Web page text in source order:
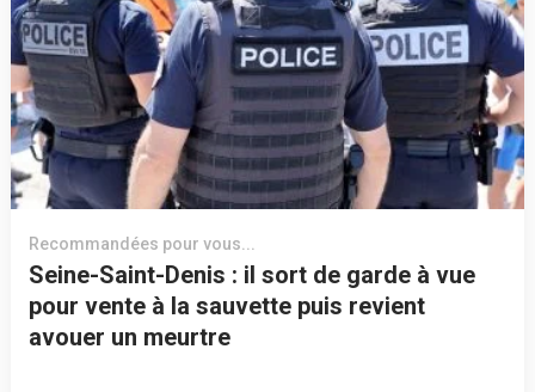
Recommandées pour vous...
Seine-Saint-Denis : il sort de garde à vue
pour vente à la sauvette puis revient
avouer un meurtre